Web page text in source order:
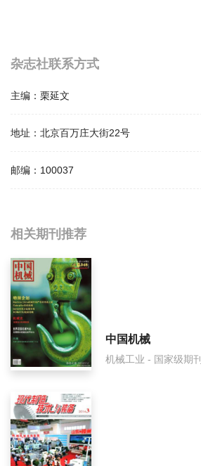
杂志社联系方式
主编： 栗延文
地址： 北京百万庄大街22号
邮编： 100037
相关提问
通用机械影响因子是多少？
通用机械怎么样？
通用机械面费如何收取？
通用机械是什么级别刊物？
通用机械审稿要多久？
通用机械是国家级期刊吗？
相关期刊推荐
中国机械
机械工业 - 国家级期刊